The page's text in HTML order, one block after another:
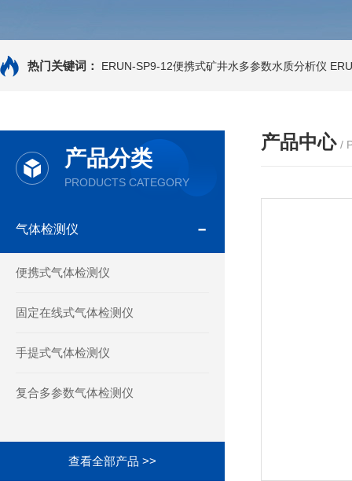
热门关键词： ERUN-SP9-12便携式矿井水多参数水质分析仪
产品分类
PRODUCTS CATEGORY
气体检测仪
便携式气体检测仪
固定在线式气体检测仪
手提式气体检测仪
复合多参数气体检测仪
查看全部产品 >>
产品中心 /